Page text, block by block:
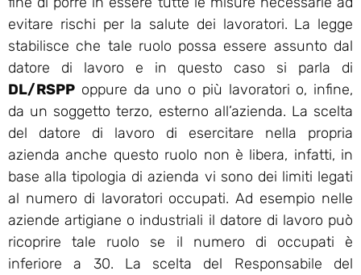
evitare rischi per la salute dei lavoratori. La legge
stabilisce che tale ruolo possa essere assunto dal
datore di lavoro e in questo caso si parla di
DL/RSPP oppure da uno o più lavoratori o, infine,
da un soggetto terzo, esterno all’azienda. La scelta
del datore di lavoro di esercitare nella propria
azienda anche questo ruolo non è libera, infatti, in
base alla tipologia di azienda vi sono dei limiti legati
al numero di lavoratori occupati. Ad esempio nelle
aziende artigiane o industriali il datore di lavoro può
ricoprire tale ruolo se il numero di occupati è
inferiore a 30. La scelta del Responsabile del